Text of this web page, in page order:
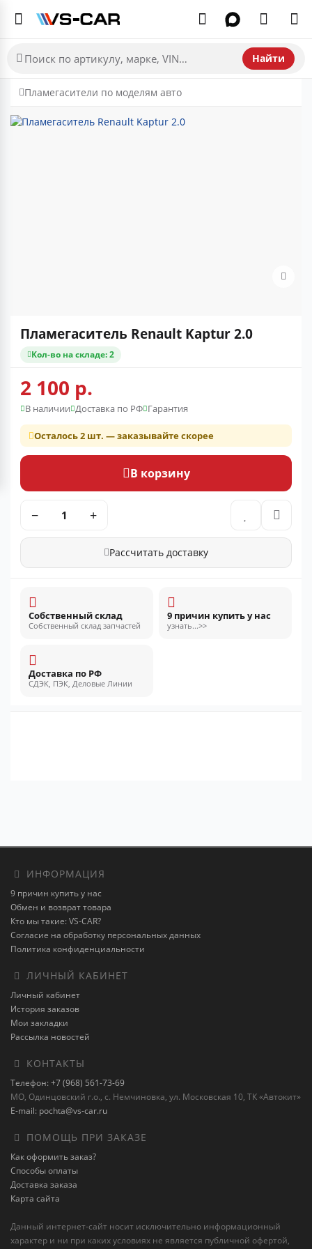
Найти
Пламегасители по моделям авто
Пламегаситель Renault Kaptur 2.0
Кол-во на складе: 2
2 100 р.
В наличии Доставка по РФ Гарантия
Осталось 2 шт. — заказывайте скорее
В корзину
− +
Рассчитать доставку
Собственный склад
Собственный склад запчастей
9 причин купить у нас
узнать...>>
Доставка по РФ
СДЭК, ПЭК, Деловые Линии
ИНФОРМАЦИЯ
9 причин купить у нас
Обмен и возврат товара
Кто мы такие: VS-CAR?
Согласие на обработку персональных данных
Политика конфиденциальности
ЛИЧНЫЙ КАБИНЕТ
Личный кабинет
История заказов
Мои закладки
Рассылка новостей
КОНТАКТЫ
Телефон: +7 (968) 561-73-69
МО, Одинцовский г.о., с. Немчиновка, ул. Московская 10, ТК «Автокит»
E-mail: pochta@vs-car.ru
ПОМОЩЬ ПРИ ЗАКАЗЕ
Как оформить заказ?
Способы оплаты
Доставка заказа
Карта сайта
Данный интернет-сайт носит исключительно информационный
характер и ни при каких условиях не является публичной офертой,